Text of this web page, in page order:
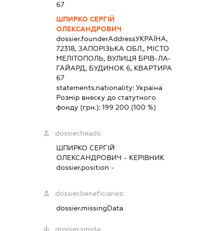
67
ШПИРКО СЕРГІЙ
ОЛЕКСАНДРОВИЧ
dossier.founderAddressУКРАЇНА,
72318, ЗАПОРІЗЬКА ОБЛ., МІСТО
МЕЛІТОПОЛЬ, ВУЛИЦЯ БРІВ-ЛА-
ГАЙАРД, БУДИНОК 6, КВАРТИРА
67
statements.nationality:Україна
Розмір внеску до статутного
фонду (грн.):199 200 (100 %)
dossier.heads:
ШПИРКО СЕРГІЙ
ОЛЕКСАНДРОВИЧ - КЕРІВНИК
dossier.position -
dossier.beneficiaries:
dossier.missingData
dossier.smida: